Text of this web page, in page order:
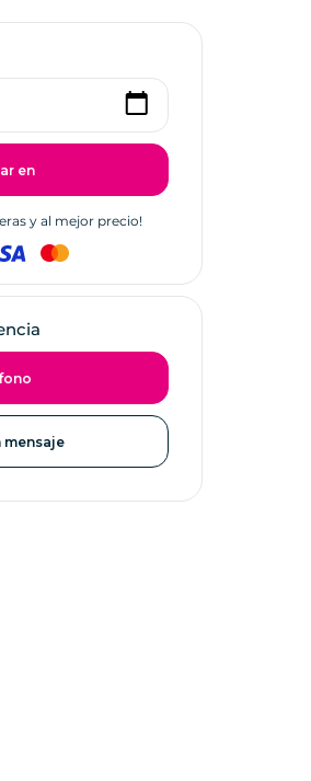
en
y al mejor precio!
mensaje